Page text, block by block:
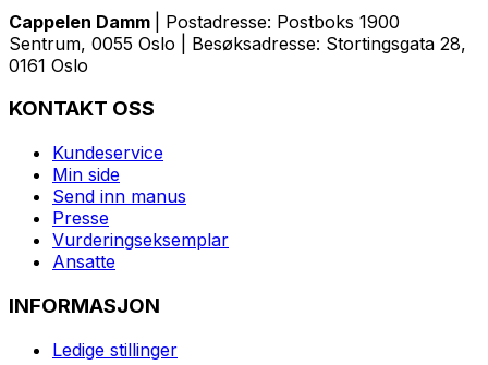
Cappelen Damm
| Postadresse: Postboks 1900
Sentrum, 0055 Oslo | Besøksadresse: Stortingsgata 28,
0161 Oslo
KONTAKT OSS
Kundeservice
Min side
Send inn manus
Presse
Vurderingseksemplar
Ansatte
INFORMASJON
Ledige stillinger